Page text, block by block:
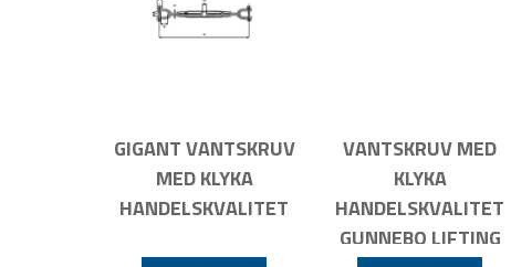
GIGANT VANTSKRUV
MED KLYKA
HANDELSKVALITET
VANTSKRUV MED
KLYKA
HANDELSKVALITET
GUNNEBO LIFTING